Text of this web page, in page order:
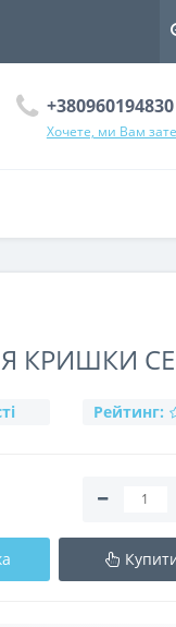
+380960194830
Хочете, ми Вам
КРИШКИ
Рейтинг: